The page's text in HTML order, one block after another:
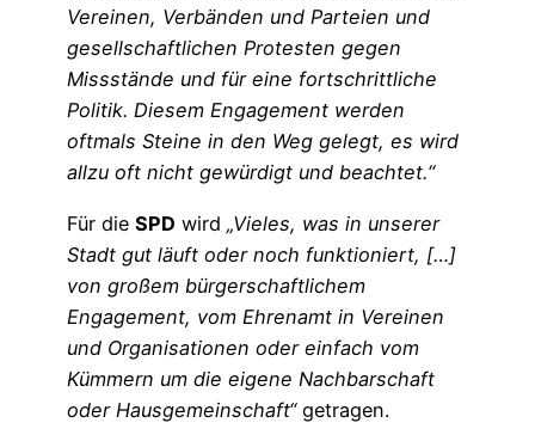
Vereinen, Verbänden und Parteien und
gesellschaftlichen Protesten gegen
Missstände und für eine fortschrittliche
Politik. Diesem Engagement werden
oftmals Steine in den Weg gelegt, es wird
allzu oft nicht gewürdigt und beachtet.“
Für die SPD wird „Vieles, was in unserer
Stadt gut läuft oder noch funktioniert, […]
von großem bürgerschaftlichem
Engagement, vom Ehrenamt in Vereinen
und Organisationen oder einfach vom
Kümmern um die eigene Nachbarschaft
oder Hausgemeinschaft“getragen.